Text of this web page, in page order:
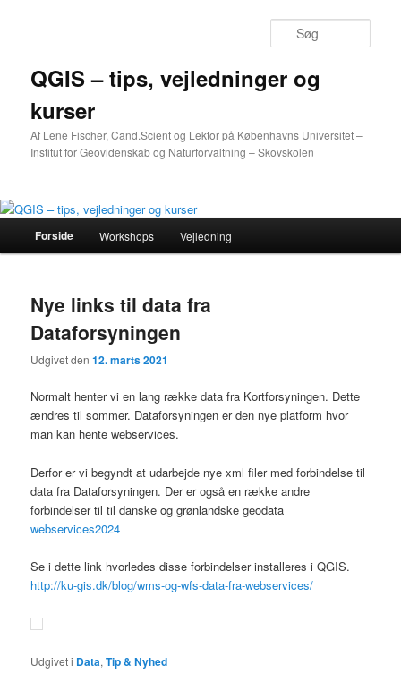
QGIS – tips, vejledninger og
kurser
Af Lene Fischer, Cand.Scient og Lektor på Københavns Universitet –
Institut for Geovidenskab og Naturforvaltning – Skovskolen
Hovedmenu
Fortsæt
primært
indhold
Fortsæt
sekundært
indhold
Forside Workshops Vejledning
Nye links til data fra
Dataforsyningen
Udgivet den12. marts 2021
Normalt henter vi en lang række data fra Kortforsyningen. Dette
ændres til sommer. Dataforsyningen er den nye platform hvor
man kan hente webservices.
Derfor er vi begyndt at udarbejde nye xml filer med forbindelse til
data fra Dataforsyningen. Der er også en række andre
forbindelser til til danske og grønlandske geodata
webservices2024
Se i dette link hvorledes disse forbindelser installeres i QGIS.
http://ku-gis.dk/blog/wms-og-wfs-data-fra-webservices/
Udgivet i Data,Tip & Nyhed